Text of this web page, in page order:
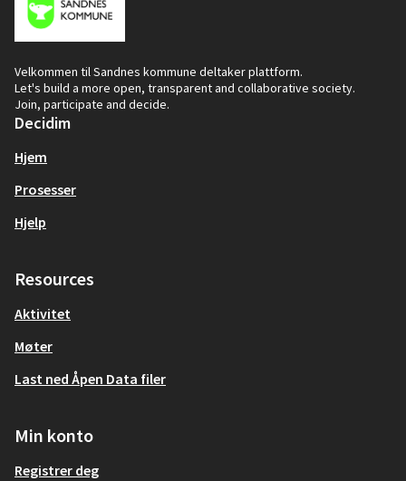
Velkommen til Sandnes kommune deltaker plattform.
Let's build a more open, transparent and collaborative society.
Join, participate and decide.
Decidim
Hjem
Prosesser
Hjelp
Resources
Aktivitet
Møter
Last ned Åpen Data filer
Min konto
Registrer deg